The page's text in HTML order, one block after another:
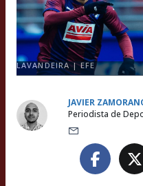
LAVANDEIRA | EFE
JAVIER
Periodista de